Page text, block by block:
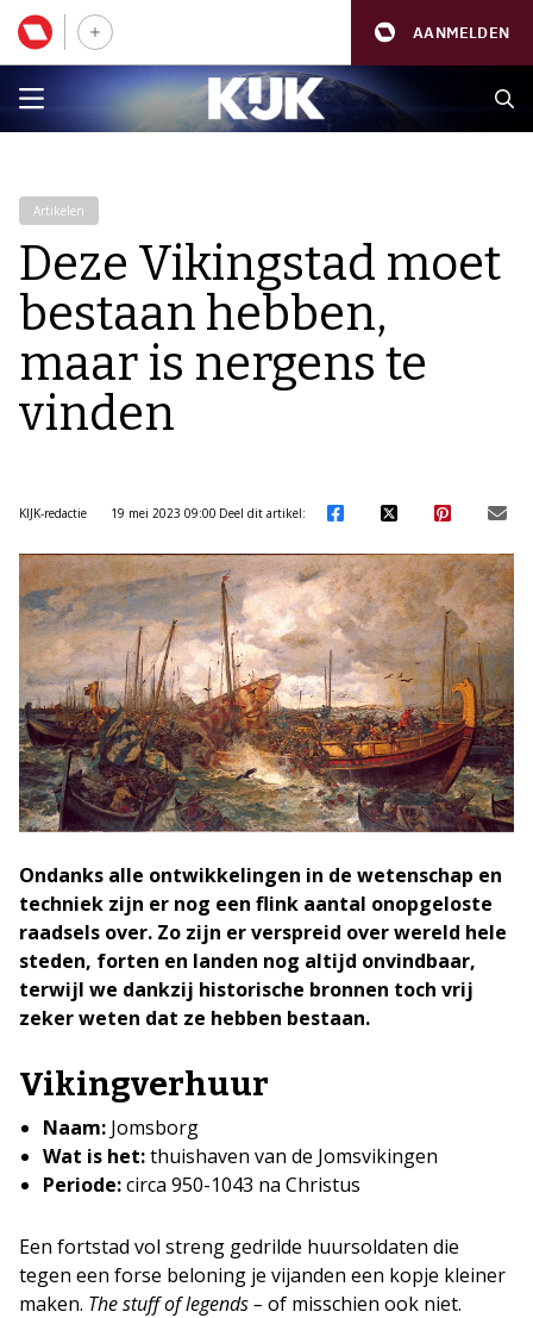
AANMELDEN
Artikelen
Deze Vikingstad moet
bestaan hebben,
maar is nergens te
vinden
KIJK-redactie 19 mei 2023 09:00 Deel dit artikel:
Ondanks alle ontwikkelingen in de wetenschap en
techniek zijn er nog een flink aantal onopgeloste
raadsels over. Zo zijn er verspreid over wereld hele
steden, forten en landen nog altijd onvindbaar,
terwijl we dankzij historische bronnen toch vrij
zeker weten dat ze hebben bestaan.
Vikingverhuur
Naam: Jomsborg
Wat is het:thuishaven van de Jomsvikingen
Periode:circa 950-1043 na Christus
Een fortstad vol streng gedrilde huursoldaten die
tegen een forse beloning je vijanden een kopje kleiner
maken. The stuff of legends – of misschien ook niet.